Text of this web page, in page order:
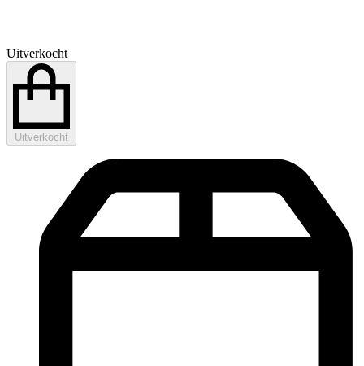
Uitverkocht
Uitverkocht